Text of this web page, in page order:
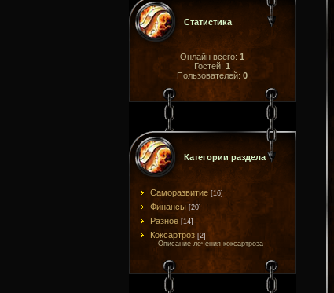
Статистика
Онлайн всего: 1
Гостей: 1
Пользователей: 0
Категории раздела
Саморазвитие [16]
Финансы [20]
Разное [14]
Коксартроз [2]
Описание лечения коксартроза